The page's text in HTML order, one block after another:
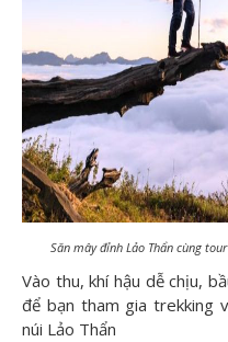
Săn mây đỉnh Lảo Thẩn cùng
Vào thu, khí hậu dễ chịu,
để bạn tham gia trekking
núi Lảo Thẩn